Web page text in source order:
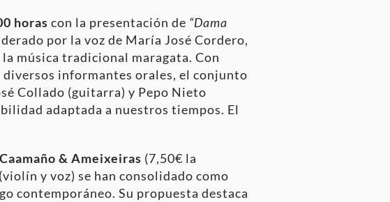
horas con la presentación de “Dama
por la voz de María José Cordero,
música tradicional maragata. Con
diversos informantes orales, el conjunto
Collado (guitarra) y Pepo Nieto
adaptada a nuestros tiempos. El
Caamaño & Ameixeiras (7,50€ la
y voz) se han consolidado como
contemporáneo. Su propuesta destaca